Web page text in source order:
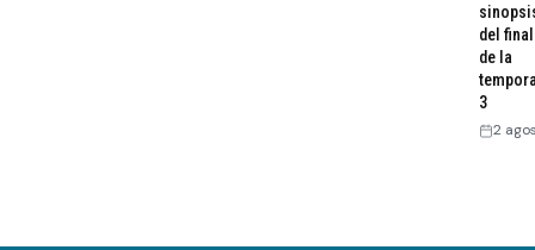
del final
de la
3
2